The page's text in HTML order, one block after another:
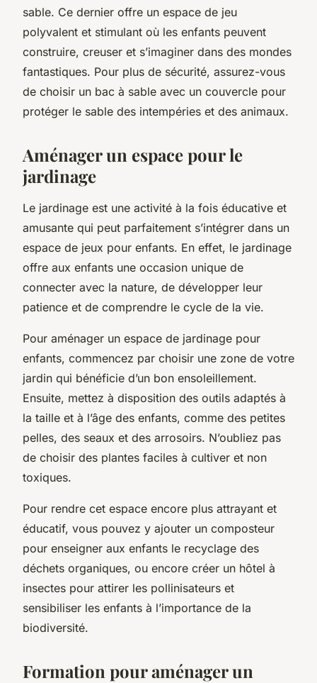
sable. Ce dernier offre un espace de jeu
polyvalent et stimulant où les enfants peuvent
construire, creuser et s’imaginer dans des mondes
fantastiques. Pour plus de sécurité, assurez-vous
de choisir un bac à sable avec un couvercle pour
protéger le sable des intempéries et des animaux.
Aménager un espace pour le
jardinage
Le jardinage est une activité à la fois éducative et
amusante qui peut parfaitement s’intégrer dans un
espace de jeux pour enfants. En effet, le jardinage
offre aux enfants une occasion unique de
connecter avec la nature, de développer leur
patience et de comprendre le cycle de la vie.
Pour aménager un espace de jardinage pour
enfants, commencez par choisir une zone de votre
jardin qui bénéficie d’un bon ensoleillement.
Ensuite, mettez à disposition des outils adaptés à
la taille et à l’âge des enfants, comme des petites
pelles, des seaux et des arrosoirs. N’oubliez pas
de choisir des plantes faciles à cultiver et non
toxiques.
Pour rendre cet espace encore plus attrayant et
éducatif, vous pouvez y ajouter un composteur
pour enseigner aux enfants le recyclage des
déchets organiques, ou encore créer un hôtel à
insectes pour attirer les pollinisateurs et
sensibiliser les enfants à l’importance de la
biodiversité.
Formation pour aménager un